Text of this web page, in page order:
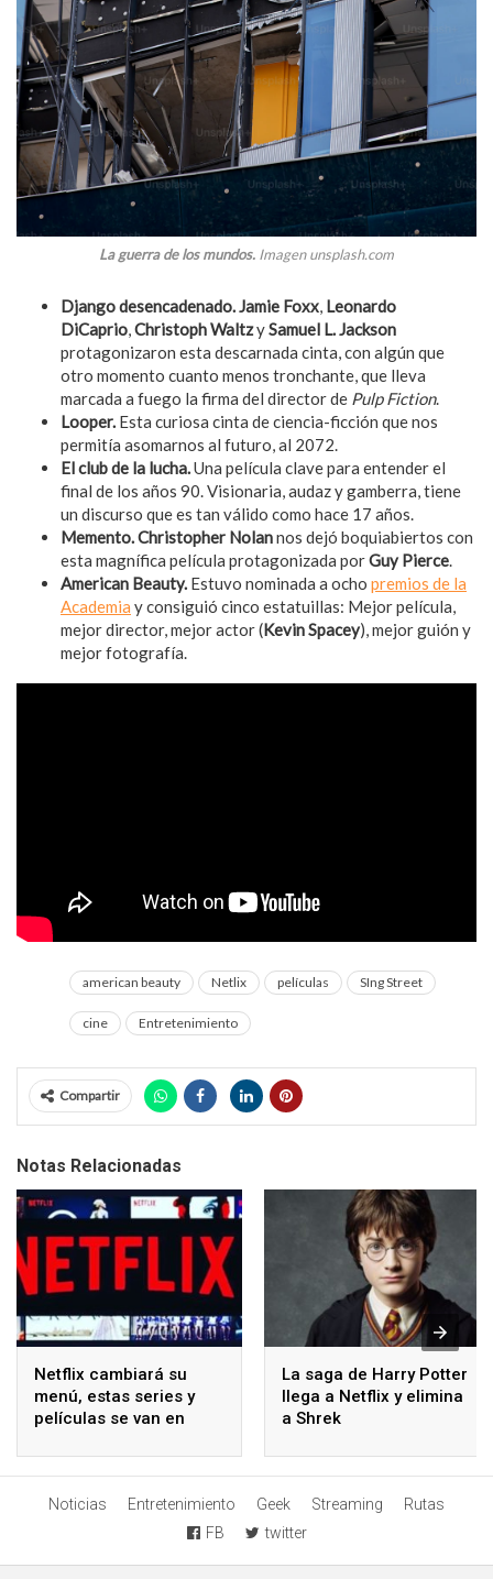
La guerra de los mundos. Imagen unsplash.com
Django desencadenado.Jamie Foxx, Leonardo
DiCaprio,Christoph WaltzySamuel L. Jackson
protagonizaron esta descarnada cinta, con algún que
otro momento cuanto menos tronchante, que lleva
marcada a fuego la firma del director de Pulp Fiction.
Looper. Esta curiosa cinta de ciencia-ficción que nos
permitía asomarnos al futuro, al 2072.
El club de la lucha.Una película clave para entender el
final de los años 90. Visionaria, audaz y gamberra, tiene
un discurso que es tan válido como hace 17 años.
Memento. Christopher Nolannos dejó boquiabiertos con
esta magnífica película protagonizada porGuy Pierce.
American Beauty. Estuvo nominada a ocho premios de la
Academia y consiguió cinco estatuillas: Mejor película,
mejor director, mejor actor (Kevin Spacey), mejor guión y
mejor fotografía.
american beauty Netlix películas SIng Street
cine Entretenimiento
Compartir
Notas Relacionadas
Netflix cambiará su
menú, estas series y
películas se van en
La saga de Harry Potter
llega a Netflix y elimina
a Shrek
Noticias Entretenimiento Geek Streaming
Rutas
FB
twitter